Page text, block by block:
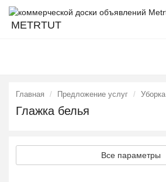
METRTUT
Главная Предложение услуг Уборка
Глажка белья
Все параметры